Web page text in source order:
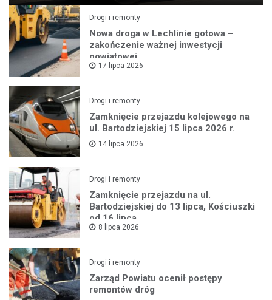
Drogi i remonty
Nowa droga w Lechlinie gotowa –
zakończenie ważnej inwestycji
powiatowej
17 lipca 2026
Drogi i remonty
Zamknięcie przejazdu kolejowego na
ul. Bartodziejskiej 15 lipca 2026 r.
14 lipca 2026
Drogi i remonty
Zamknięcie przejazdu na ul.
Bartodziejskiej do 13 lipca, Kościuszki
od 16 lipca
8 lipca 2026
Drogi i remonty
Zarząd Powiatu ocenił postępy
remontów dróg